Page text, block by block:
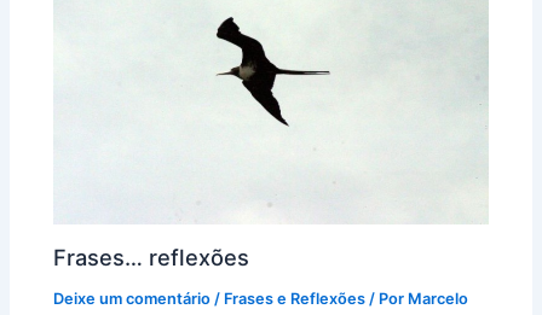
Frases… reflexões
Deixe um comentário / Frases e Reflexões / Por Marcelo